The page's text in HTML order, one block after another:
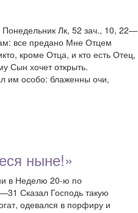
Лк, 52 зач., 10, 22—
все предано Мне Отцем
кроме Отца, и кто есть Отец,
Сын хочет открыть.
им особо: блаженны очи,
ныне!»
в Неделю 20-ю по
Сказал Господь такую
одевался в порфиру и